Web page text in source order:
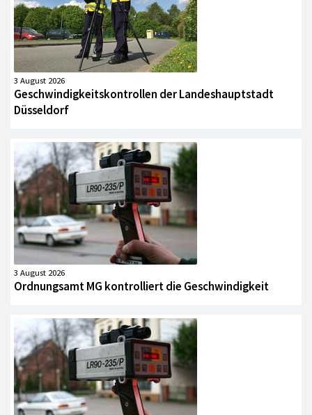
3 August 2026
Geschwindigkeitskontrollen der Landeshauptstadt
Düsseldorf
3 August 2026
Ordnungsamt MG kontrolliert die Geschwindigkeit